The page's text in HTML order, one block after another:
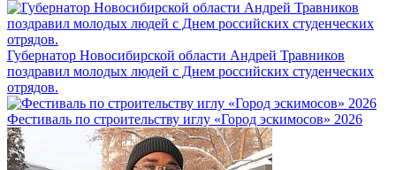
Губернатор Новосибирской области Андрей Травников
поздравил молодых людей с Днем российских студенческих
отрядов.
Фестиваль по строительству иглу «Город эскимосов» 2026